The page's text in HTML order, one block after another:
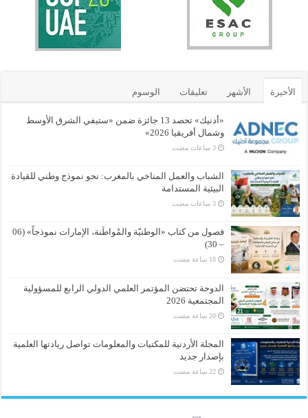
الأخيرة الأشهر تعليقات الوسوم
«أدنيك» تحصد 13 جائزة ضمن «ستيفي الشرق الأوسط
وشمال أفريقيا 2026»
الشباب والعمل المناخي بالمغرب: نحو نموذج وطني للقيادة
البيئية المستدامة
فصول من كتاب «الوطنيّة والمُواطَنة، الإمارات نموذجاً» (06
– 30)
الدوحة تحتضن المؤتمر العلمي الدولي الرابع للمسؤولية
المجتمعية 2026
المجلة الأردنية للمكتبات والمعلومات تواصل ريادتها العلمية
بإصدار جديد